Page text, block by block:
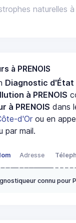
naturelles à
à PRENOIS
Diagnostic d'État
à PRENOIS
à PRENOIS dans
d'Or ou en
par mail.
Adresse
connu pour